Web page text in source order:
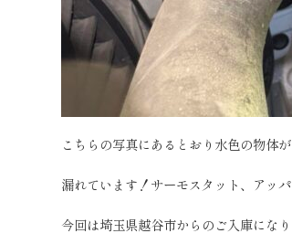
こちらの写真にあるとおり水色の物体
漏れています！サーモスタット、アッ
今回は埼玉県越谷市からのご入庫にな